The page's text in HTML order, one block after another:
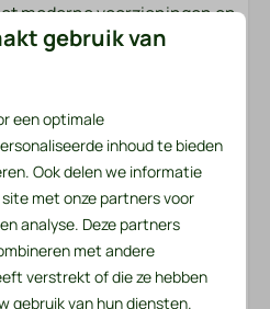
moderne voorzieningen en
die je verblijf
Kom en ervaar zelf de rust
liggen voor u klaar
persoon bevat een
en een kussensloop.
vind je zowel een kleine als
zijn er een
theedoek beschikbaar. Voor
gebruik van
een optimale
inhoud te bieden
Ook delen we informatie
met onze partners voor
analyse. Deze partners
met andere
verstrekt of die ze hebben
gebruik van hun diensten.